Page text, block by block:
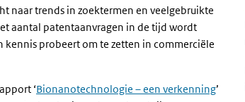
naar trends in zoektermen en veelgebruikte
aantal patentaanvragen in de tijd wordt
probeert om te zetten in commerciële
‘Bionanotechnologie – een verkenning’